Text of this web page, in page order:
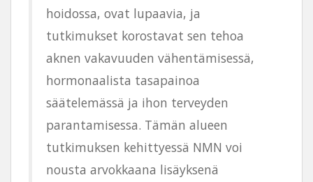
hoidossa, ovat lupaavia, ja
tutkimukset korostavat sen tehoa
aknen vakavuuden vähentämisessä,
hormonaalista tasapainoa
säätelemässä ja ihon terveyden
parantamisessa. Tämän alueen
tutkimuksen kehittyessä NMN voi
nousta arvokkaana lisäyksenä